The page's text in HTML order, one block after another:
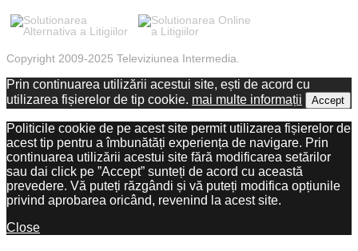
Copyright 2009-2025 Televiziunea Intermedia.
Prin continuarea utilizării acestui site, ești de acord cu
utilizarea fișierelor de tip cookie. mai multe informații Accept
Politicile cookie de pe acest site permit utilizarea fișierelor de
acest tip pentru a îmbunătăți experiența de navigare. Prin
continuarea utilizării acestui site fără modificarea setărilor
sau dai click pe ”Accept” sunteți de acord cu această
prevedere. Vă puteți răzgândi și vă puteți modifica opțiunile
privind aprobarea oricând, revenind la acest site.
Close